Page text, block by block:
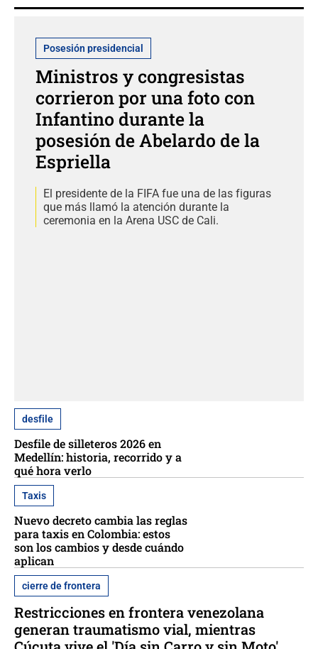
Posesión presidencial
Ministros y congresistas
corrieron por una foto con
Infantino durante la
posesión de Abelardo de la
Espriella
El presidente de la FIFA fue una de las figuras
que más llamó la atención durante la
ceremonia en la Arena USC de Cali.
desfile
Desfile de silleteros 2026 en
Medellín: historia, recorrido y a
qué hora verlo
Taxis
Nuevo decreto cambia las reglas
para taxis en Colombia: estos
son los cambios y desde cuándo
aplican
cierre de frontera
Restricciones en frontera venezolana
generan traumatismo vial, mientras